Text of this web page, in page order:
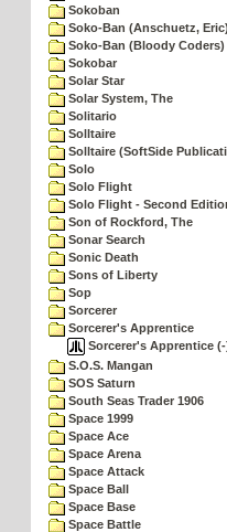
Sokoban
Soko-Ban (Anschuetz,
Soko-Ban (Bloody Coders)
Sokobar
Solar Star
Solar System, The
Solitario
Solltaire
Solltaire (SoftSide
Solo
Solo Flight
Solo Flight - Second
Son of Rockford, The
Sonar Search
Sonic Death
Sons of Liberty
Sop
Sorcerer
Sorcerer's Apprentice
Sorcerer's Apprentice
S.O.S. Mangan
SOS Saturn
South Seas Trader 1906
Space 1999
Space Ace
Space Arena
Space Attack
Space Ball
Space Base
Space Battle